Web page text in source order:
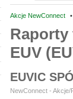
Akcje NewConnect •
Raporty
EUV
EUVIC
NewConnect - Akcje/
764